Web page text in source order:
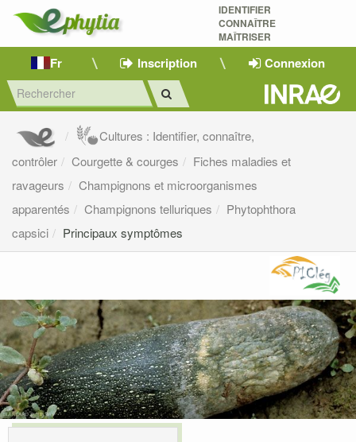
IDENTIFIER
CONNAÎTRE
MAÎTRISER
Fr Inscription Connexion
Cultures : Identifier, connaître,
contrôler
Courgette & courges
Fiches maladies et
ravageurs
Champignons et microorganismes
apparentés
Champignons telluriques
Phytophthora
capsici
Principaux symptômes